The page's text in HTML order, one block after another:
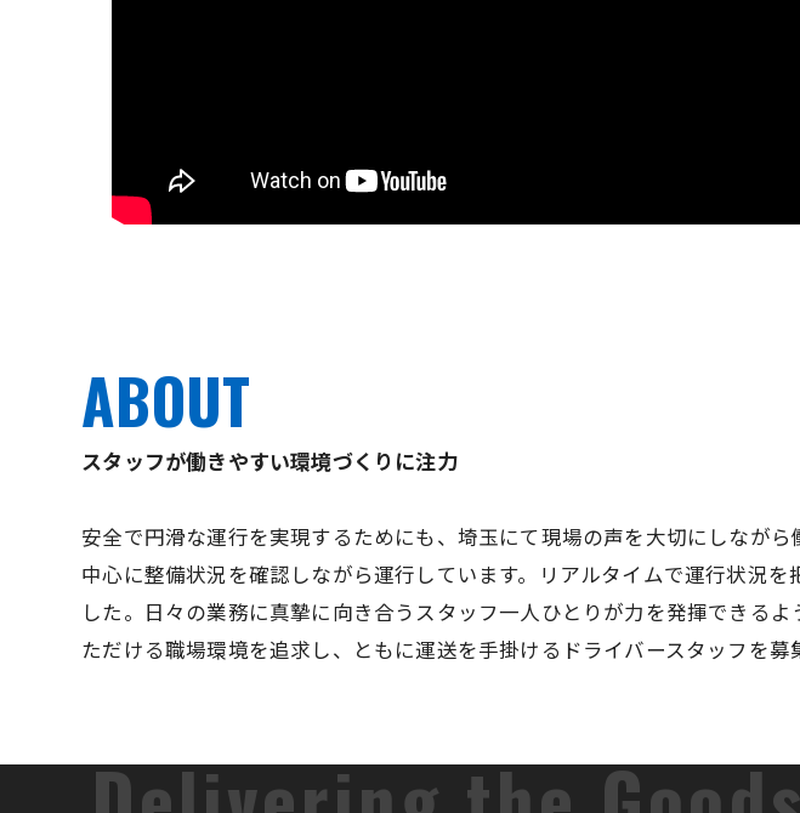
スタッフが働きやすい環境づくりに注力
ABOUT
安全で円滑な運行を実現するためにも、埼玉にて現場の声を大切にしなが
中心に整備状況を確認しながら運行しています。リアルタイムで運行状況
した。日々の業務に真摯に向き合うスタッフ一人ひとりが力を発揮できる
ただける職場環境を追求し、ともに運送を手掛けるドライバースタッフを募